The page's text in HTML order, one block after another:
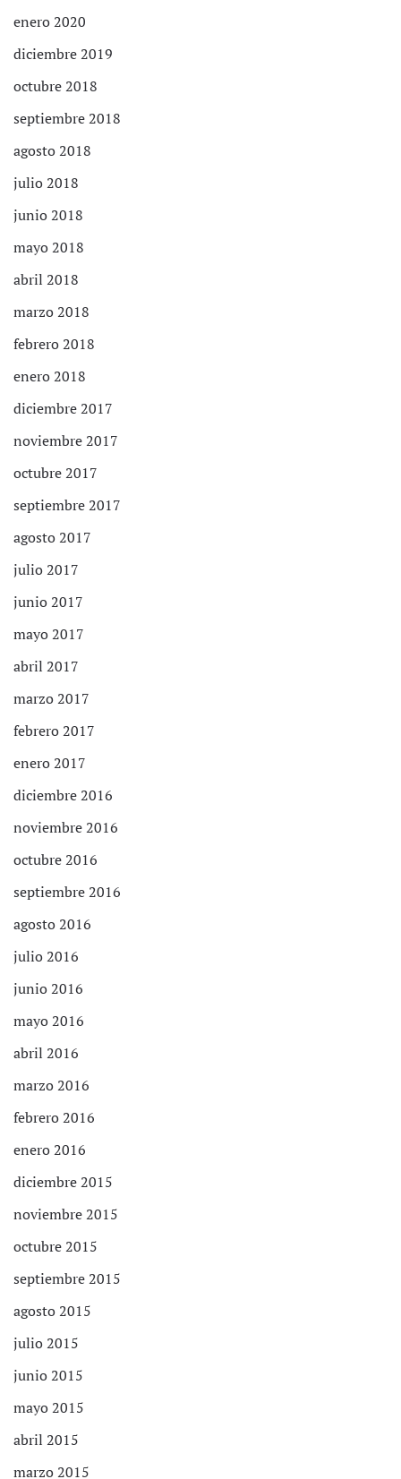
enero 2020
diciembre 2019
octubre 2018
septiembre 2018
agosto 2018
julio 2018
junio 2018
mayo 2018
abril 2018
marzo 2018
febrero 2018
enero 2018
diciembre 2017
noviembre 2017
octubre 2017
septiembre 2017
agosto 2017
julio 2017
junio 2017
mayo 2017
abril 2017
marzo 2017
febrero 2017
enero 2017
diciembre 2016
noviembre 2016
octubre 2016
septiembre 2016
agosto 2016
julio 2016
junio 2016
mayo 2016
abril 2016
marzo 2016
febrero 2016
enero 2016
diciembre 2015
noviembre 2015
octubre 2015
septiembre 2015
agosto 2015
julio 2015
junio 2015
mayo 2015
abril 2015
marzo 2015